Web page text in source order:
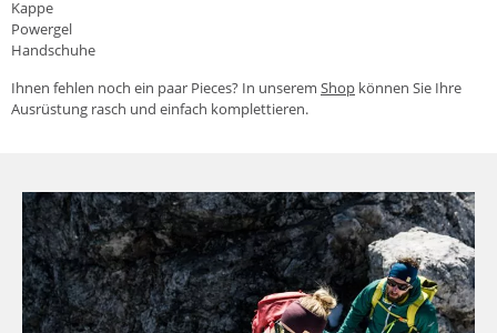
Kappe
Powergel
Handschuhe
Ihnen fehlen noch ein paar Pieces? In unserem Shop können Sie Ihre
Ausrüstung rasch und einfach komplettieren.